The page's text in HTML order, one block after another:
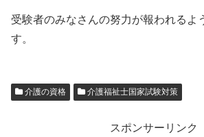
受験者のみなさんの努力が報われるよ
す。
介護の資格 介護福祉士国家試験対策
スポンサーリンク